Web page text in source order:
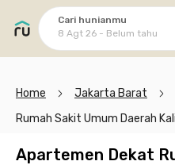
Cari hunianmu
8 Agt 26 - Belum tahu
Home Jakarta Barat
Rumah Sakit Umum Daerah
Apartemen Dekat